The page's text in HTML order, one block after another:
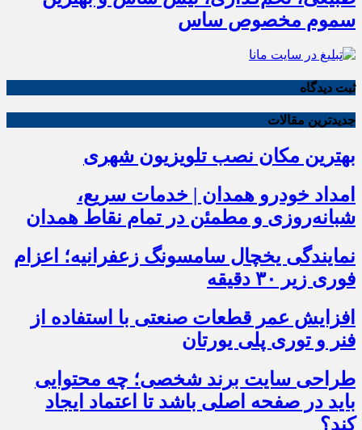
سموم مخصوص ساس
ثبت دیدگاه
جدیدترین مقالات
بهترین مکان نصب تلویزیون شهری
امداد خودرو همدان | خدمات سریع،
شبانه‌روزی و مطمئن در تمام نقاط همدان
نمایندگی یخچال سامسونگ زعفرانیه؛ اعزام
فوری زیر ۳۰ دقیقه
افزایش عمر قطعات صنعتی با استفاده از
فنر و توری پلی یورتان
طراحی سایت برند شخصی؛ چه محتوایی
باید در صفحه اصلی باشد تا اعتماد ایجاد
کند؟